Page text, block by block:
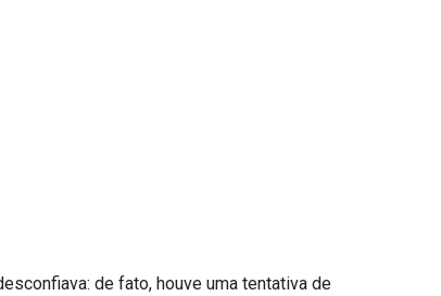
de fato, houve uma tentativa de